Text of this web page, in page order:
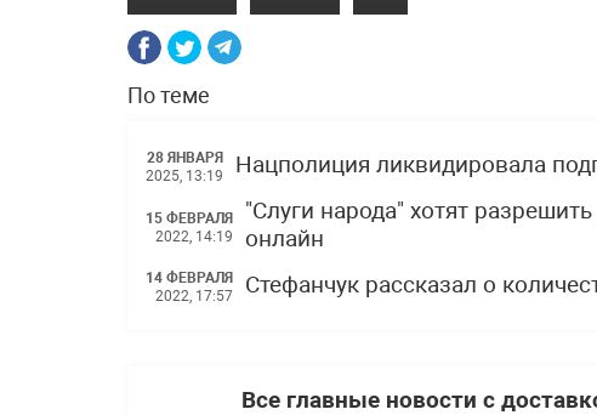
По теме
28 ЯНВАРЯ
2025, 13:19
Нацполиция ликвидировала
15 ФЕВРАЛЯ
2022, 14:19
"Слуги народа" хотят
онлайн
14 ФЕВРАЛЯ
2022, 17:57
Стефанчук рассказал о
Все главные новости с